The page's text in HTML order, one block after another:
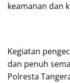
keamanan dan
Kegiatan
dan penuh
Polresta